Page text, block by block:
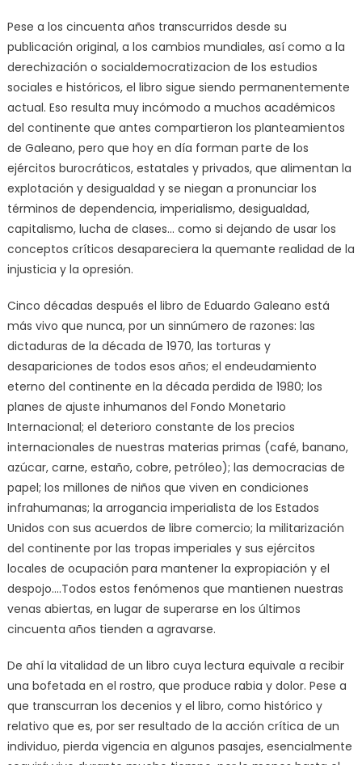
Pese a los cincuenta años transcurridos desde su
publicación original, a los cambios mundiales, así como a la
derechización o socialdemocratizacion de los estudios
sociales e históricos, el libro sigue siendo permanentemente
actual. Eso resulta muy incómodo a muchos académicos
del continente que antes compartieron los planteamientos
de Galeano, pero que hoy en día forman parte de los
ejércitos burocráticos, estatales y privados, que alimentan la
explotación y desigualdad y se niegan a pronunciar los
términos de dependencia, imperialismo, desigualdad,
capitalismo, lucha de clases… como si dejando de usar los
conceptos críticos desapareciera la quemante realidad de la
injusticia y la opresión.
Cinco décadas después el libro de Eduardo Galeano está
más vivo que nunca, por un sinnúmero de razones: las
dictaduras de la década de 1970, las torturas y
desapariciones de todos esos años; el endeudamiento
eterno del continente en la década perdida de 1980; los
planes de ajuste inhumanos del Fondo Monetario
Internacional; el deterioro constante de los precios
internacionales de nuestras materias primas (café, banano,
azúcar, carne, estaño, cobre, petróleo); las democracias de
papel; los millones de niños que viven en condiciones
infrahumanas; la arrogancia imperialista de los Estados
Unidos con sus acuerdos de libre comercio; la militarización
del continente por las tropas imperiales y sus ejércitos
locales de ocupación para mantener la expropiación y el
despojo….Todos estos fenómenos que mantienen nuestras
venas abiertas, en lugar de superarse en los últimos
cincuenta años tienden a agravarse.
De ahí la vitalidad de un libro cuya lectura equivale a recibir
una bofetada en el rostro, que produce rabia y dolor. Pese a
que transcurran los decenios y el libro, como histórico y
relativo que es, por ser resultado de la acción crítica de un
individuo, pierda vigencia en algunos pasajes, esencialmente